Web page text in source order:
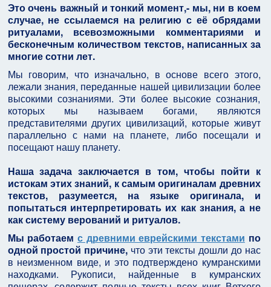
Это очень важный и тонкий момент,- мы, ни в коем
случае, не ссылаемся на религию с её обрядами
ритуалами, всевозможными комментариями и
бесконечным количеством текстов, написанных за
многие сотни лет.
Мы говорим, что изначально, в основе всего этого,
лежали знания, переданные нашей цивилизации более
высокими сознаниями. Эти более высокие сознания,
которых мы называем богами, являются
представителями других цивилизаций, которые живут
параллельно с нами на планете, либо посещали и
посещают нашу планету.
Наша задача заключается в том, чтобы пойти к
истокам этих знаний, к самым оригиналам древних
текстов, разумеется, на языке оригинала, и
попытаться интерпретировать их как знания, а не
как систему верований и ритуалов.
Мы работаем с древними еврейскими текстами по
одной простой причине, что эти тексты дошли до нас
в неизменном виде, и это подтверждено кумранскими
находками. Рукописи, найденные в кумранских